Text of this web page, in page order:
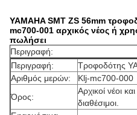
YAMAHA SMT ZS 56mm
mc700-001 αρχικός νέος ή
πωλήσει
Περιγραφή:
Περιγραφή:
Τροφοδότης
Αριθμός μερών:
Klj-mc700-000
Όρος:
Αρχικοί νέοι
διαθέσιμοι.